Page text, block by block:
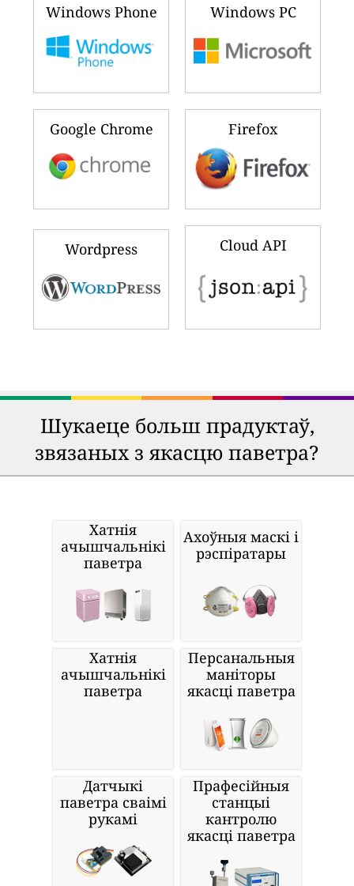
Windows Phone Windows PC
Google Chrome Firefox
Wordpress Cloud API
Шукаеце больш прадуктаў,
звязаных з якасцю паветра?
Хатнія
ачышчальнікі
паветра
Ахоўныя маскі і
рэспіратары
Хатнія
ачышчальнікі
паветра
Персанальныя
маніторы
якасці паветра
Датчыкі
паветра сваімі
рукамі
Прафесійныя
станцыі
кантролю
якасці паветра